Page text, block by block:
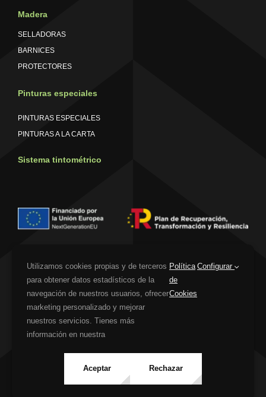
Madera
SELLADORAS
BARNICES
PROTECTORES
Pinturas especiales
PINTURAS ESPECIALES
PINTURAS A LA CARTA
Sistema tintométrico
Financiado por la Unión Europea – NextGenerationEU. Sin embargo, los puntos
de vista y las opiniones expresadas son únicamente los del autor o autores y
Unión Europea ni la Comisión Europea pueden ser consideradas responsables
de las mismas
Mapa web | web diseñada por Pies Negros
Utilizamos cookies propias y de terceros
para obtener datos estadísticos de la
navegación de nuestros usuarios, ofrecer
marketing personalizado y mejorar
nuestros servicios. Tienes más
información en nuestra
Política
de
Cookies
Configurar
Aceptar Rechazar